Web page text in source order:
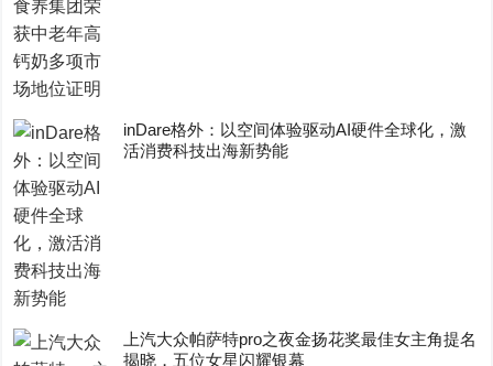
inDare格外：以空间体验驱动AI硬件全球化，激
活消费科技出海新势能
上汽大众帕萨特pro之夜金扬花奖最佳女主角提名
揭晓，五位女星闪耀银幕